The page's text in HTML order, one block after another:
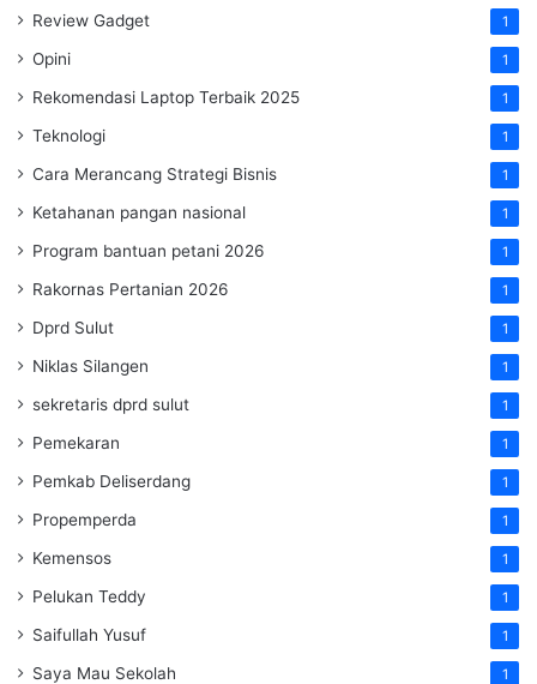
Review Gadget 1
Opini 1
Rekomendasi Laptop Terbaik 2025 1
Teknologi 1
Cara Merancang Strategi Bisnis 1
Ketahanan pangan nasional 1
Program bantuan petani 2026 1
Rakornas Pertanian 2026 1
Dprd Sulut 1
Niklas Silangen 1
sekretaris dprd sulut 1
Pemekaran 1
Pemkab Deliserdang 1
Propemperda 1
Kemensos 1
Pelukan Teddy 1
Saifullah Yusuf 1
Saya Mau Sekolah 1